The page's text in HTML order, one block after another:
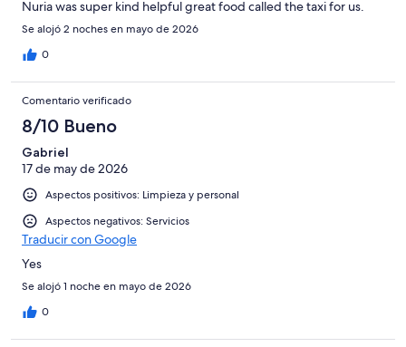
Nuria was super kind helpful great food called the taxi for us.
Se alojó 2 noches en mayo de 2026
0
Comentario verificado
8/10 Bueno
Gabriel
17 de may de 2026
Aspectos positivos: Limpieza y personal
Aspectos negativos: Servicios
Traducir con Google
Yes
Se alojó 1 noche en mayo de 2026
0